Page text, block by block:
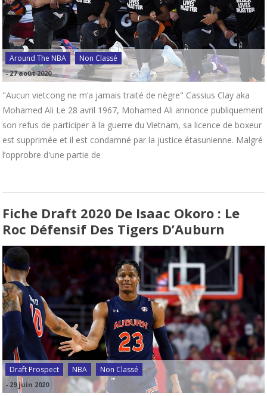
Around The NBA Non Classé
-27 août 2020
"Aucun vietcong ne m’a jamais traité de nègre" Cassius Clay aka
Mohamed Ali Le 28 avril 1967, Mohamed Ali annonce publiquement
son refus de participer à la guerre du Vietnam, sa licence de boxeur
est supprimée et il est condamné par la justice étasunienne. Malgré
l’opprobre d'une partie de
Fiche Draft 2020 De Isaac Okoro : Le
Roc Défensif Des Tigers D’Auburn
Draft Prospect NBA Non Classé
- 29 juin 2020